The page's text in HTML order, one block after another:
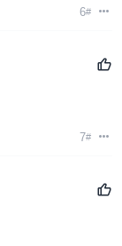
6#
7#